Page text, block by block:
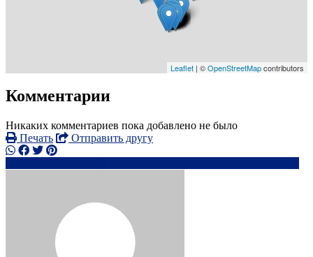
Leaflet | ©OpenStreetMapcontributors
Комментарии
Никаких комментариев пока добавлено не было
Печать
Отправить другу